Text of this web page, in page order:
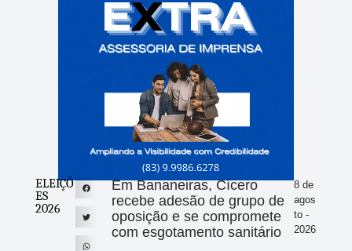
ELEIÇÕ
ES
2026
Em Bananeiras, Cícero
recebe adesão de grupo de
oposição e se compromete
com esgotamento sanitário
8 de
agos
to -
2026